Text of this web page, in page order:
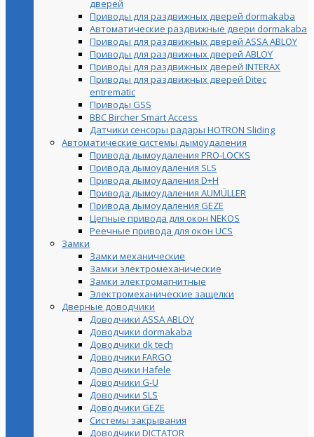
дверей
Приводы для раздвижных дверей dormakaba
Автоматические раздвижные двери dormakaba
Приводы для раздвижных дверей ASSA ABLOY
Приводы для раздвижных дверей ABLOY
Приводы для раздвижных дверей INTERAX
Приводы для раздвижных дверей Ditec
entrematic
Приводы GSS
BBC Bircher Smart Access
Датчики сенсоры радары HOTRON Sliding
Автоматические системы дымоудаления
Привода дымоудаления PRO-LOCKS
Привода дымоудаления SLS
Привода дымоудаления D+H
Привода дымоудаления AUMÜLLER
Привода дымоудаления GEZE
Цепные привода для окон NEKOS
Реечные привода для окон UСS
Замки
Замки механические
Замки электромеханические
Замки электромагнитные
Электромеханические защелки
Дверные доводчики
Доводчики ASSA ABLOY
Доводчики dormakaba
Доводчики dk tech
Доводчики FARGO
Доводчики Hafele
Доводчики G-U
Доводчики SLS
Доводчики GEZE
Cистемы закрывания
Доводчики DICTATOR